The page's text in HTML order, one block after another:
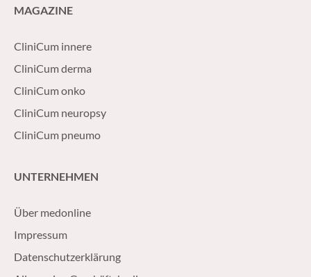
MAGAZINE
CliniCum innere
CliniCum derma
CliniCum onko
CliniCum neuropsy
CliniCum pneumo
UNTERNEHMEN
Über medonline
Impressum
Datenschutzerklärung